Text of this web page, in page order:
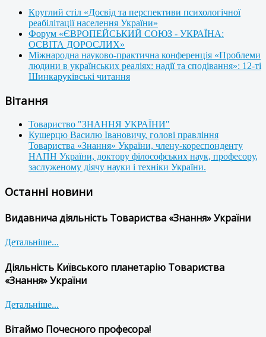
Круглий стіл «Досвід та перспективи психологічної
реабілітації населення України»
Форум «ЄВРОПЕЙСЬКИЙ СОЮЗ - УКРАЇНА:
ОСВІТА ДОРОСЛИХ»
Міжнародна науково-практична конференція «Проблеми
людини в українських реаліях: надії та сподівання»: 12-ті
Шинкаруківські читання
Вітання
Товариство "ЗНАННЯ УКРАЇНИ"
Кушерцю Василю Івановичу, голові правління
Товариства «Знання» України, члену-кореспонденту
НАПН України, доктору філософських наук, професору,
заслуженому діячу науки і техніки України.
Останні новини
Видавнича діяльність Товариства «Знання» України
Детальніше...
Діяльність Київського планетарію Товариства
«Знання» України
Детальніше...
Вітаймо Почесного професора!